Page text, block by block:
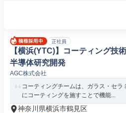
正社員
【横浜(YTC)】コーティング技
半導体研究開発
AGC株式会社
コーティングチームは、ガラス・セ
にコーティングを施すことで機能...
神奈川県横浜市鶴見区